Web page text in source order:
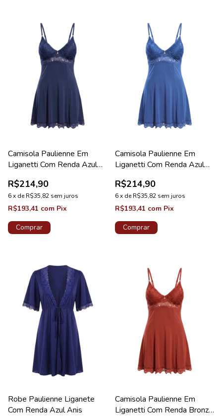
Camisola Paulienne Em
Liganetti Com Renda Azul
R$214,90
6x deR$35,82 sem juros
R$193,41 com Pix
Comprar
Camisola Paulienne Em
Liganetti Com Renda Azul
R$214,90
6x deR$35,82 sem juros
R$193,41 com Pix
Comprar
Robe Paulienne Liganete
Com Renda Azul Anis
Camisola Paulienne Em
Liganetti Com Renda Bronze